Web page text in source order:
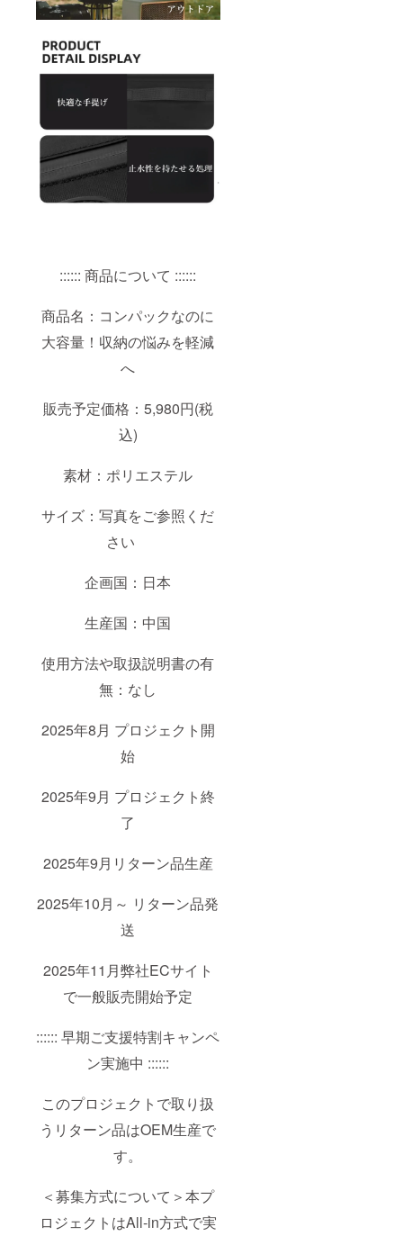
:::::: 商品について ::::::
商品名：コンパックなのに
大容量！収納の悩みを軽減
へ
販売予定価格：5,980円(税
込)
素材：ポリエステル
サイズ：写真をご参照くだ
さい
企画国：日本
生産国：中国
使用方法や取扱説明書の有
無：なし
2025年8月 プロジェクト開
始
2025年9月 プロジェクト終
了
2025年9月リターン品生産
2025年10月～ リターン品発
送
2025年11月弊社ECサイト
で一般販売開始予定
:::::: 早期ご支援特割キャンペ
ン実施中 ::::::
このプロジェクトで取り扱
うリターン品はOEM生産で
す。
＜募集方式について＞本プ
ロジェクトはAll-in方式で実